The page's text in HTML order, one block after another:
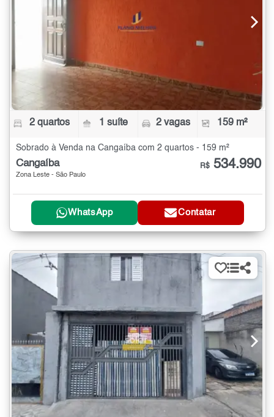
2 quartos 1 suíte 2 vagas 159 m²
Sobrado à Venda na Cangaíba com 2 quartos - 159 m²
Cangaíba
Zona Leste - São Paulo
R$ 534.990
WhatsApp Contatar